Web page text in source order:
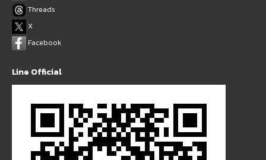
Threads
X
Facebook
Line Official